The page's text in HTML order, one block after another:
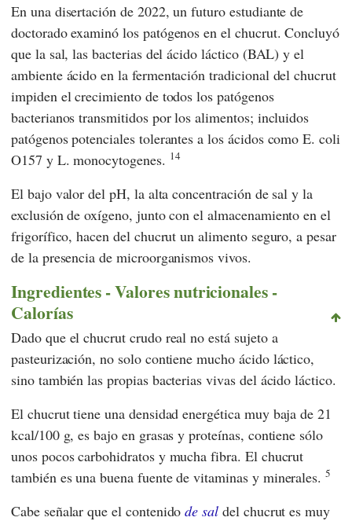
En una disertación de 2022, un futuro estudiante de
doctorado examinó los patógenos en el chucrut. Concluyó
que la sal, las bacterias del ácido láctico (BAL) y el
ambiente ácido en la fermentación tradicional del chucrut
impiden el crecimiento de todos los patógenos
bacterianos transmitidos por los alimentos; incluidos
patógenos potenciales tolerantes a los ácidos como E. coli
O157 y L. monocytogenes. 14
El bajo valor del pH, la alta concentración de sal y la
exclusión de oxígeno, junto con el almacenamiento en el
frigorífico, hacen del chucrut un alimento seguro, a pesar
de la presencia de microorganismos vivos.
Ingredientes - Valores nutricionales -
Calorías
Dado que el chucrut crudo real no está sujeto a
pasteurización, no solo contiene mucho ácido láctico,
sino también las propias bacterias vivas del ácido láctico.
El chucrut tiene una densidad energética muy baja de 21
kcal/100 g, es bajo en grasas y proteínas, contiene sólo
unos pocos carbohidratos y mucha fibra. El chucrut
también es una buena fuente de vitaminas y minerales.5
Cabe señalar que el contenidode sal del chucrut es muy